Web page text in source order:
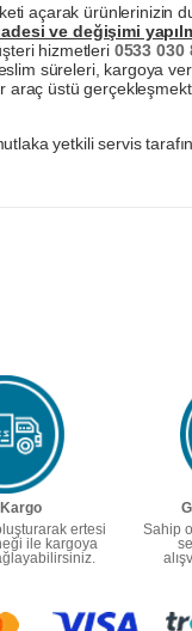
açarak ürünlerinizin
ve değişimi
hizmetleri 0533 030
süreleri, kargoya
araç üstü
yetkili servis
Kargo
ertesi
ile kargoya
Sahip